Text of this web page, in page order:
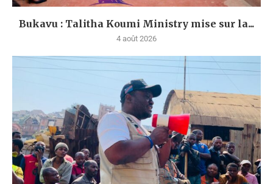
Bukavu : Talitha Koumi Ministry mise sur la...
4 août 2026